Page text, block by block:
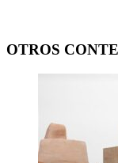
OTROS